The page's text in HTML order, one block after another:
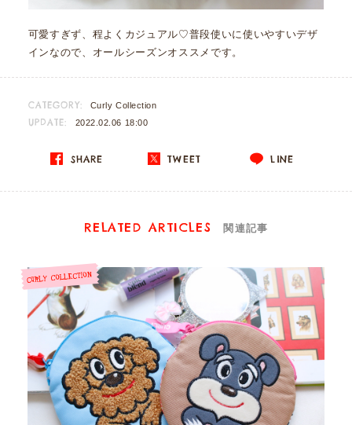
可愛すぎず、程よくカジュアル♡普段使いに使いやすいデザ
インなので、オールシーズンオススメです。
CATEGORY: Curly Collection
UPDATE: 2022.02.06 18:00
SHARE TWEET LINE
RELATED ARTICLES 関連記事